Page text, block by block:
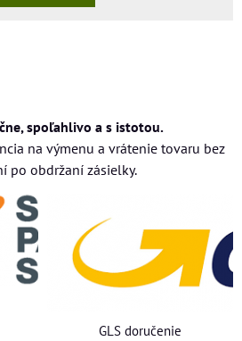
spoľahlivo a s istotou.
na výmenu a vrátenie tovaru bez
po obdržaní zásielky.
GLS doručenie